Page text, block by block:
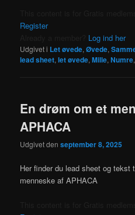
Register
Log ind her
Udgivet i Let øvede,Øvede,
lead sheet,let øvede,Mille,Numre
En drøm om et
APHACA
Udgivet denseptember 8, 2025
Her finder du lead sheet og tekst
menneske af APHACA